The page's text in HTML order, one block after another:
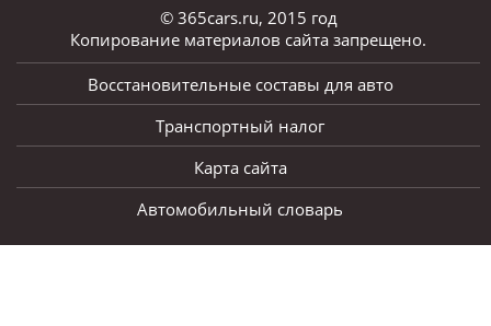
© 365cars.ru, 2015 год
Копирование материалов сайта запрещено.
Восстановительные составы для авто
Транспортный налог
Карта сайта
Автомобильный словарь